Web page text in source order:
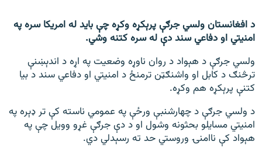
راسره ملګري شئ
د ازادې اروپا/ ازادي راډيو ټولې پاڼې
د افغانستان ولسي جرګې پرېکړه وکړه چې باید له امریکا سره په
امنیتي او دفاعي سند دې له سره کتنه وشي.
ولسي جرګې د هېواد د روان ناوړه وضعیت په اړه د اندېښنې
ترڅنګ د کابل او واشنګټن ترمنځ د امنیتي او دفاعي سند د بیا
کتنې پرېکړه هم وکړه.
د ولسي جرګې د چهارشنبې ورځې په عمومي ناسته کې تر ډېره په
امنیتي مسایلو بحثونه وشول او د دې جرګې غړو وویل چې په
هېواد کې ناامنۍ وروستي حد ته رسېدلي دي.